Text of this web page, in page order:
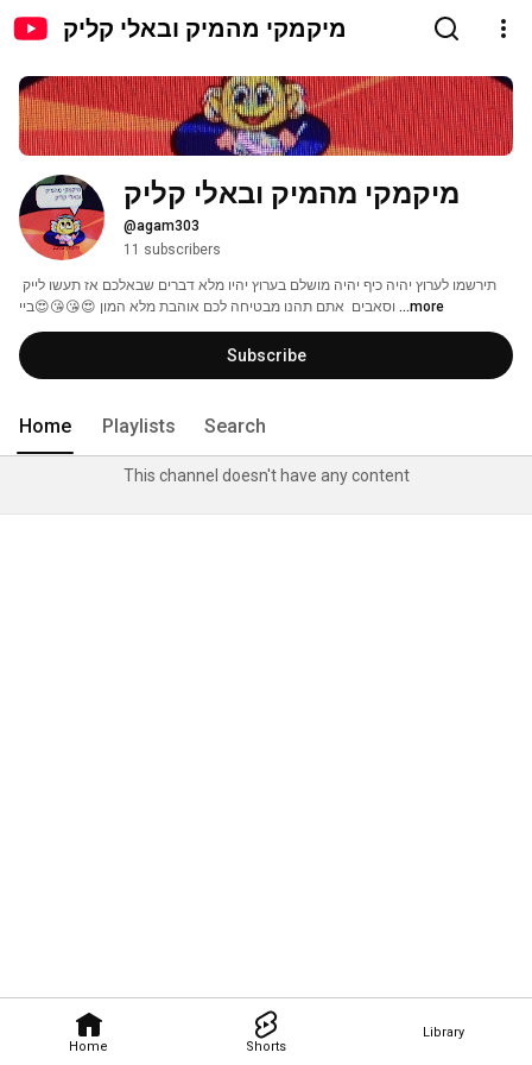
מיקמקי מהמיק ובאלי קליק
Home Shorts
Library
מיקמקי מהמיק ובאלי קליק
@agam303
11 subscribers
...more
Subscribe
Home Playlists Search
This channel doesn't have any content